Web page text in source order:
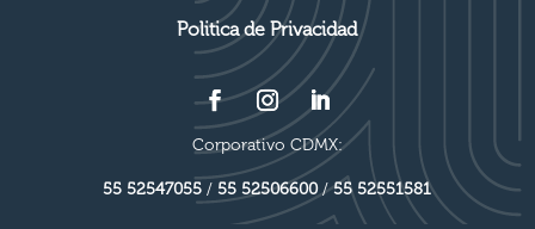
Politica de Privacidad
Corporativo CDMX:
55 52547055 /55 52506600/55 52551581